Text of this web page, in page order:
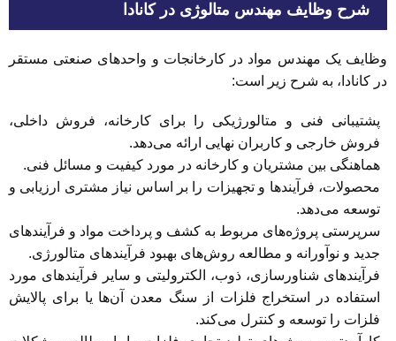
شرح وظایف مهندس متالوژی در کانادا
وظایف یک مهندس مواد در کارخانجات و واحدهای صنعتی مستقر
در کانادا، به شرح زیر است:
پشتیبانی فنی و متالورژیکی را برای کارخانه، فروش داخلی،
فروش خارجی و کاربران نهایی ارائه می‌دهد.
هماهنگی بین مشتریان و کارخانه در مورد کیفیت و مسائل فنی.
محصولات، فرآیندها و تجهیزات را بر اساس نیاز مشتری ارزیابی و
توسعه می‌دهد.
سرپرستی پروژه‌های مربوط به کشف و پرداخت مواد و فرآیندهای
جدید و نوآورانه و مطالعه روش‌های بهبود فرآیندهای متالورژی.
فرآیندهای شناورسازی، ذوب، الکترولیتی و سایر فرآیندهای مورد
استفاده در استخراج فلزات از سنگ معدن آ‌ن‌ها یا برای پالایش
فلزات را توسعه و کنترل می‌کند.